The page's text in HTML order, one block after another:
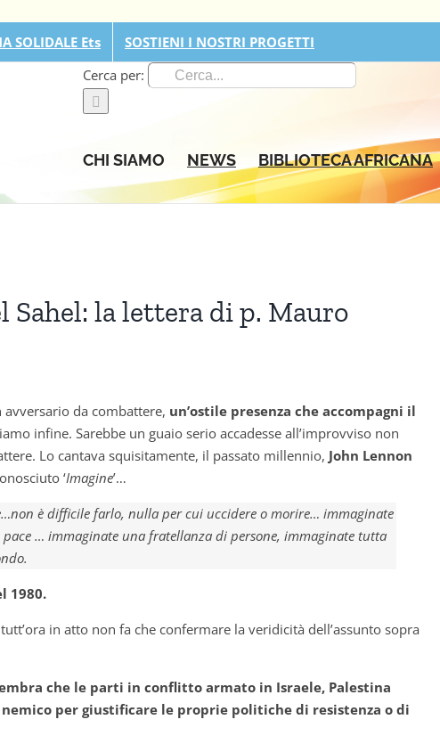
SOLIDALE Ets
SOSTIENI I NOSTRI PROGETTI
Cerca per:
CHI SIAMO NEWS BIBLIOTECA AFRICANA
Sahel: la lettera di p. Mauro
da combattere, un’ostile presenza che accompagni il
infine. Sarebbe un guaio serio accadesse all’improvviso non
Lo cantava squisitamente, il passato millennio, John Lennon
‘Imagine’…
è difficile farlo, nulla per cui uccidere o morire… immaginate
… immaginate una fratellanza di persone, immaginate tutta
1980.
in atto non fa che confermare la veridicità dell’assunto sopra
che le parti in conflitto armato in Israele, Palestina
per giustificare le proprie politiche di resistenza o di